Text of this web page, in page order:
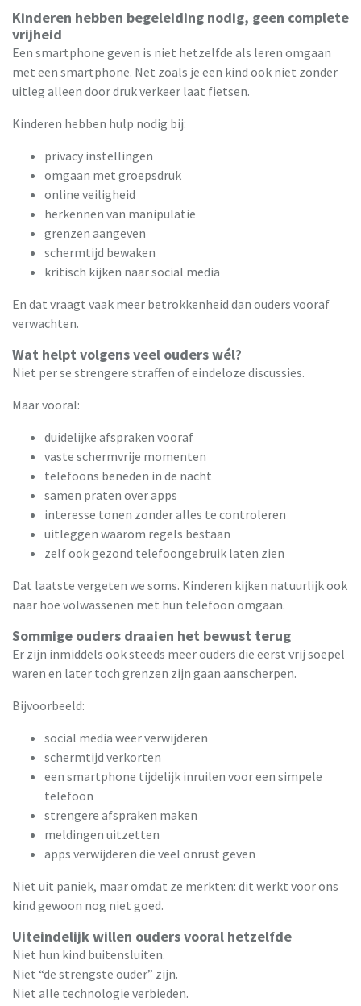
Kinderen hebben begeleiding nodig, geen complete
vrijheid
Een smartphone geven is niet hetzelfde als leren omgaan
met een smartphone. Net zoals je een kind ook niet zonder
uitleg alleen door druk verkeer laat fietsen.
Kinderen hebben hulp nodig bij:
privacy instellingen
omgaan met groepsdruk
online veiligheid
herkennen van manipulatie
grenzen aangeven
schermtijd bewaken
kritisch kijken naar social media
En dat vraagt vaak meer betrokkenheid dan ouders vooraf
verwachten.
Wat helpt volgens veel ouders wél?
Niet per se strengere straffen of eindeloze discussies.
Maar vooral:
duidelijke afspraken vooraf
vaste schermvrije momenten
telefoons beneden in de nacht
samen praten over apps
interesse tonen zonder alles te controleren
uitleggen waarom regels bestaan
zelf ook gezond telefoongebruik laten zien
Dat laatste vergeten we soms. Kinderen kijken natuurlijk ook
naar hoe volwassenen met hun telefoon omgaan.
Sommige ouders draaien het bewust terug
Er zijn inmiddels ook steeds meer ouders die eerst vrij soepel
waren en later toch grenzen zijn gaan aanscherpen.
Bijvoorbeeld:
social media weer verwijderen
schermtijd verkorten
een smartphone tijdelijk inruilen voor een simpele
telefoon
strengere afspraken maken
meldingen uitzetten
apps verwijderen die veel onrust geven
Niet uit paniek, maar omdat ze merkten: dit werkt voor ons
kind gewoon nog niet goed.
Uiteindelijk willen ouders vooral hetzelfde
Niet hun kind buitensluiten.
Niet “de strengste ouder” zijn.
Niet alle technologie verbieden.